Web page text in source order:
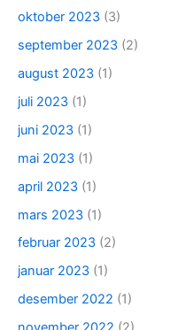
oktober 2023 (3)
september 2023 (2)
august 2023 (1)
juli 2023 (1)
juni 2023 (1)
mai 2023 (1)
april 2023 (1)
mars 2023 (1)
februar 2023 (2)
januar 2023 (1)
desember 2022 (1)